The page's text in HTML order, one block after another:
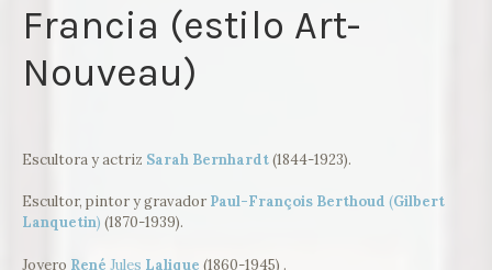
Francia (estilo Art-
Nouveau)
Escultora y actriz Sarah Bernhardt(1844-1923).
Escultor, pintor y gravador Paul-François Berthoud (Gilbert
Lanquetin) (1870-1939).
Joyero René Jules Lalique (1860-1945) .